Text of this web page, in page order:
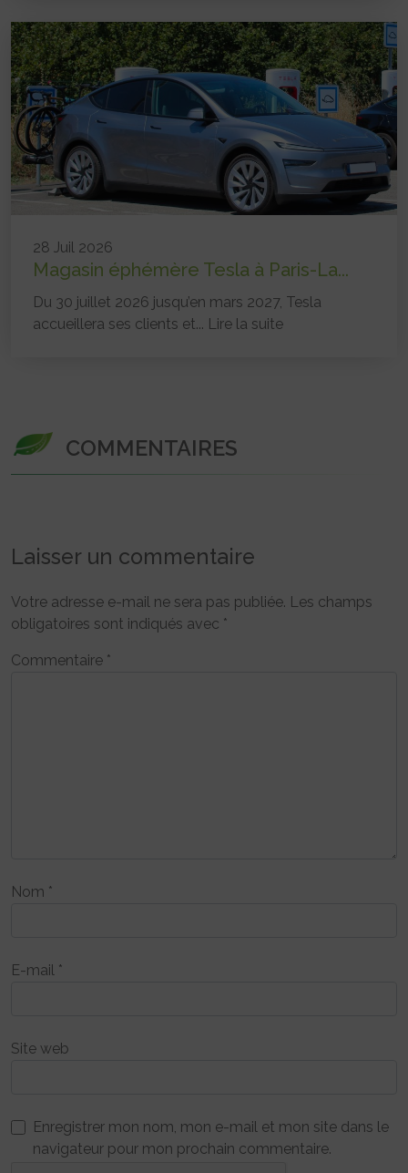
28 Juil 2026
Magasin éphémère Tesla à Paris-La...
Du 30 juillet 2026 jusqu’en mars 2027, Tesla
accueillera ses clients et... Lire la suite
COMMENTAIRES
Laisser un commentaire
Votre adresse e-mail ne sera pas publiée. Les champs
obligatoires sont indiqués avec *
Commentaire *
Nom *
E-mail *
Site web
Enregistrer mon nom, mon e-mail et mon site dans le
navigateur pour mon prochain commentaire.